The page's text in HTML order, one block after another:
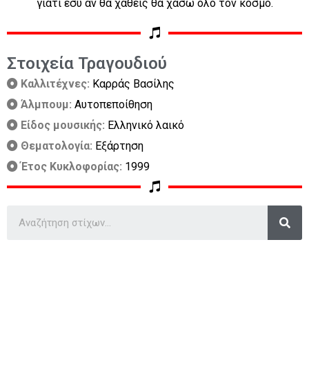
γιατί εσύ αν θα χαθείς θα χάσω όλο τον κόσμο.
Στοιχεία Τραγουδιού
Καλλιτέχνες: Καρράς Βασίλης
Άλμπουμ: Αυτοπεποίθηση
Είδος μουσικής: Ελληνικό λαικό
Θεματολογία: Εξάρτηση
Έτος Κυκλοφορίας: 1999